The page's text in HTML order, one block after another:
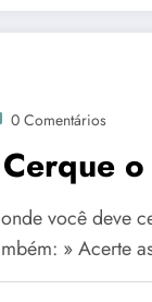
0 Comentários
você deve
» Acerte